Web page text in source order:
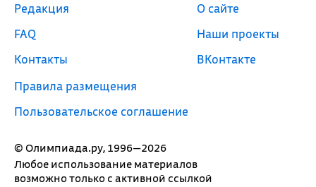
© Олимпиада.ру, 1996—2026
Любое использование материалов
возможно только с активной ссылкой
Редакция
FAQ
Контакты
Правила размещения
Пользовательское соглашение
О сайте
Наши проекты
ВКонтакте